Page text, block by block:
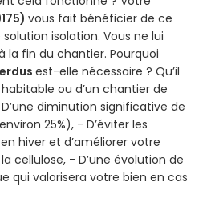
vous fait bénéficier de ce
isolation. Vous ne lui
la fin du chantier. Pourquoi
est-elle nécessaire ? Qu’il
ou d’un chantier de
diminution significative de
25%), - D’éviter les
hiver et d’améliorer votre
cellulose, - D’une évolution de
qui valorisera votre bien en cas